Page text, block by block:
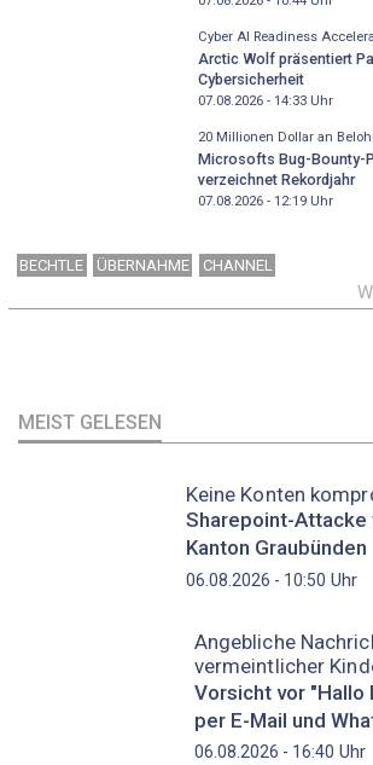
Cyber AI Readiness
Arctic Wolf präsentiert
Cybersicherheit
07.08.2026 - 14:33Uhr
20 Millionen Dollar an
Microsofts Bug-Bounty-
verzeichnet Rekordjahr
07.08.2026 - 12:19Uhr
BECHTLE ÜBERNAHME CHANNEL
MEIST GELESEN
Keine Konten
Sharepoint-
Kanton Graubünden
06.08.2026 - 10:50 Uhr
Angebliche
vermeintlicher
Vorsicht vor "Hallo
per E-Mail und
06.08.2026 - 16:40 Uhr